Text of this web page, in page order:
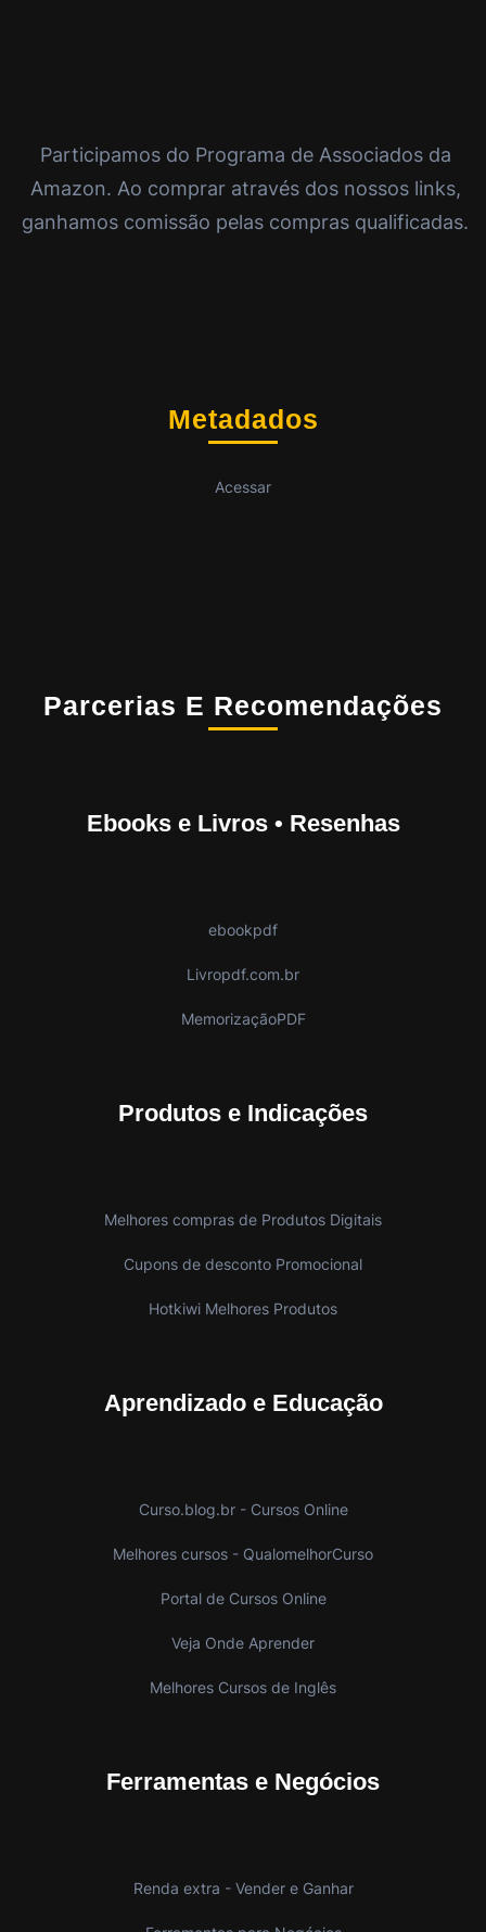
Participamos do Programa de Associados da
Amazon. Ao comprar através dos nossos links,
ganhamos comissão pelas compras qualificadas.
Metadados
Acessar
Parcerias E Recomendações
Ebooks e Livros • Resenhas
ebookpdf
Livropdf.com.br
MemorizaçãoPDF
Produtos e Indicações
Melhores compras de Produtos Digitais
Cupons de desconto Promocional
Hotkiwi Melhores Produtos
Aprendizado e Educação
Curso.blog.br - Cursos Online
Melhores cursos - QualomelhorCurso
Portal de Cursos Online
Veja Onde Aprender
Melhores Cursos de Inglês
Ferramentas e Negócios
Renda extra - Vender e Ganhar